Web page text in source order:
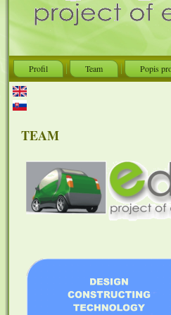
Profil Team Popis
TEAM